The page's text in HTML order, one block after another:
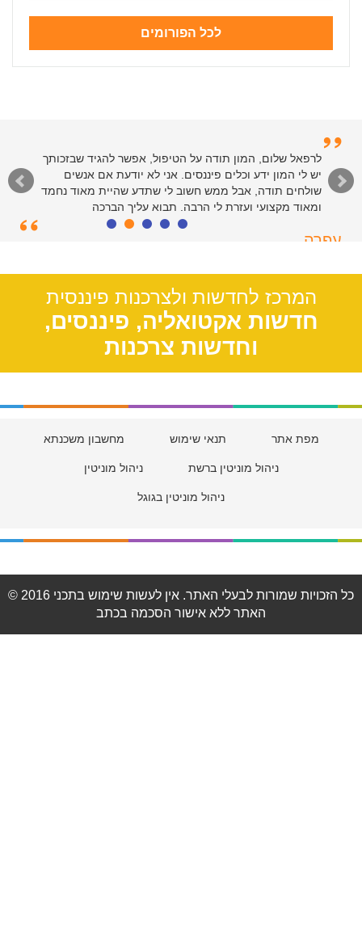
לכל הפורומים
לרפאל שלום, המון תודה על הטיפול, אפשר להגיד שבזכותך
יש לי המון ידע וכלים פיננסים. אני לא יודעת אם אנשים
שולחים תודה, אבל ממש חשוב לי שתדע שהיית מאוד נחמד
ומאוד מקצועי ועזרת לי הרבה. תבוא עליך הברכה
עפרה
המרכז לחדשות ולצרכנות פיננסית
חדשות אקטואליה, פיננסים,
וחדשות צרכנות
מפת אתר תנאי שימוש מחשבון משכנתא
ניהול מוניטין ברשת ניהול מוניטין
ניהול מוניטין בגוגל
© 2016 כל הזכויות שמורות לבעלי האתר. אין לעשות שימוש בתכני
האתר ללא אישור הסכמה בכתב